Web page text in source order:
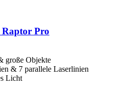
Raptor Pro
große Objekte
& 7 parallele Laserlinien
Licht